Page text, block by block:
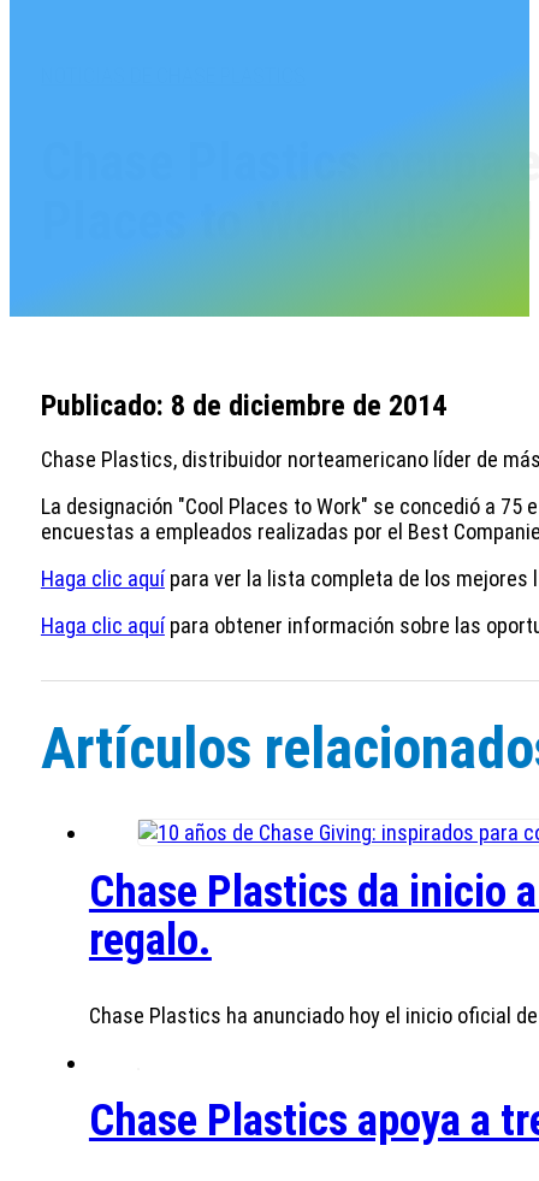
Chase Plastics
Places to Work" de
Publicado: 8 de diciembre de 2014
Chase Plastics, distribuidor norteamericano líder de
La designación "Cool Places to Work" se concedió a
encuestas a empleados realizadas por el Best
Haga clic aquípara ver la lista completa de los mejores
Haga clic aquípara obtener información sobre las
Artículos
Chase Plastics da inicio
regalo.
Chase Plastics ha anunciado hoy el inicio oficial
Chase Plastics apoya a